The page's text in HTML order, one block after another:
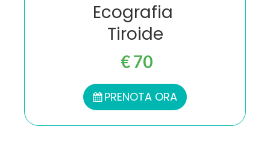
Ecografia
Tiroide
€ 70
PRENOTA ORA